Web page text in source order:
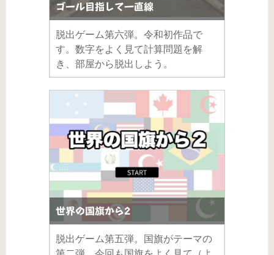
ゴール目指して一直線
脱出ゲーム第六弾。令和初作品で
す。数字をよく見て計算問題を解
き、部屋から脱出しよう。
世界の国旗から2
脱出ゲーム第五弾。国旗がテーマの